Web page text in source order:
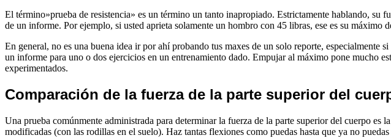
El término»prueba de resistencia» es un término un tanto inapropiado. Estrictamente hablando, su
de un informe. Por ejemplo, si usted aprieta solamente un hombro con 45 libras, ese es su máximo
En general, no es una buena idea ir por ahí probando tus maxes de un solo reporte, especialmente
un informe para uno o dos ejercicios en un entrenamiento dado. Empujar al máximo pone mucho
experimentados.
Comparación de la fuerza de la parte superior del
Una prueba comúnmente administrada para determinar la fuerza de la parte superior del cuerpo
modificadas (con las rodillas en el suelo). Haz tantas flexiones como puedas hasta que ya no